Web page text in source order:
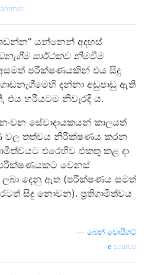
යන්නෙන් අදහස්
සාර්ථකව නිමවීම
පරීක්ෂණයකින් එය සිදු
දන්නා අඩුපාඩු ඇති
හරියටම නිවැරදි ය.
සේවාදායකයන් කාලයත්
වල තත්වය නිරීක්ෂණය කරන
එරෙහිව එකතු කළ දා
වෙනස්
දෙනු ඇත (පරීක්ෂණය සමත්
සිදු නොවන). ප්‍රතිගාමීත්වය
බෙන් වොයිගට්
source